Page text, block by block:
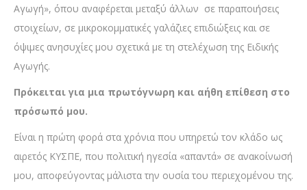
Αγωγή», όπου αναφέρεται μεταξύ άλλων σε παραποιήσεις
στοιχείων, σε μικροκομματικές γαλάζιες επιδιώξεις και σε
όψιμες ανησυχίες μου σχετικά με τη στελέχωση της Ειδικής
Αγωγής.
Πρόκειται για μια πρωτόγνωρη και αήθη επίθεση στο
πρόσωπό μου.
Είναι η πρώτη φορά στα χρόνια που υπηρετώ τον κλάδο ως
αιρετός ΚΥΣΠΕ, που πολιτική ηγεσία «απαντά» σε ανακοίνωσή
μου, αποφεύγοντας μάλιστα την ουσία του περιεχομένου της.